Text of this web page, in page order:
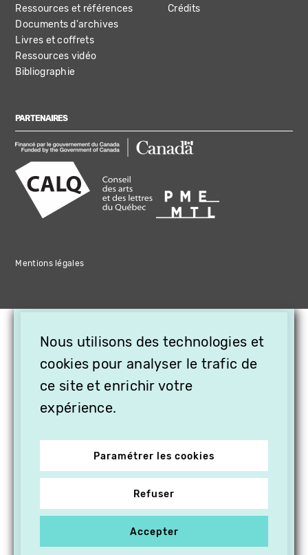
Ressources et références
Documents d'archives
Livres et coffrets
Ressources vidéo
Bibliographie
Crédits
PARTENAIRES
Mentions légales
Nous utilisons des technologies et
cookies pour analyser le trafic de
ce site et enrichir votre
expérience.
Paramétrer les cookies
Refuser
Accepter
OFFREZ LA VIDÉO EN
CADEAU, ABONNEZ VOS
PROCHES À VITHÈQUE !